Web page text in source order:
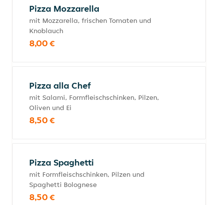
Pizza Mozzarella
mit Mozzarella, frischen Tomaten und
Knoblauch
8,00 €
Pizza alla Chef
mit Salami, Formfleischschinken, Pilzen,
Oliven und Ei
8,50 €
Pizza Spaghetti
mit Formfleischschinken, Pilzen und
Spaghetti Bolognese
8,50 €